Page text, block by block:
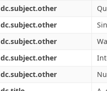
dc.subject.other
dc.subject.other
dc.subject.other
dc.subject.other
dc.subject.other